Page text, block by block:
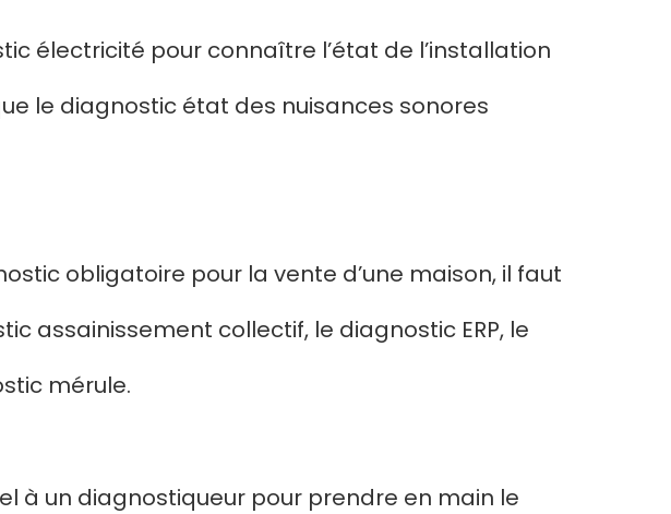
électricité pour connaître l’état de l’installation
le diagnostic état des nuisances sonores
obligatoire pour la vente d’une maison, il faut
assainissement collectif, le diagnostic ERP, le
mérule.
à un diagnostiqueur pour prendre en main le